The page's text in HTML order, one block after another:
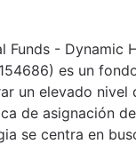
Funds - Dynamic
es un
un elevado nivel
de asignación
se centra en